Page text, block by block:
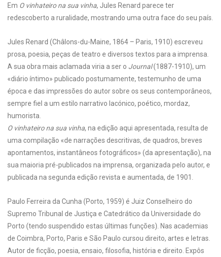
Em O vinhateiro na sua vinha, Jules Renard parece ter
redescoberto a ruralidade, mostrando uma outra face do seu país.
Jules Renard (Châlons-du-Maine, 1864 – Paris, 1910) escreveu
prosa, poesia, peças de teatro e diversos textos para a imprensa.
A sua obra mais aclamada viria a ser o Journal(1887-1910), um
«diário íntimo» publicado postumamente, testemunho de uma
época e das impressões do autor sobre os seus contemporâneos,
sempre fiel a um estilo narrativo lacónico, poético, mordaz,
humorista.
O vinhateiro na sua vinha, na edição aqui apresentada, resulta de
uma compilação «de narrações descritivas, de quadros, breves
apontamentos, instantâneos fotográficos» (da apresentação), na
sua maioria pré-publicados na imprensa, organizada pelo autor, e
publicada na segunda edição revista e aumentada, de 1901.
Paulo Ferreira da Cunha (Porto, 1959) é Juiz Conselheiro do
Supremo Tribunal de Justiça e Catedrático da Universidade do
Porto (tendo suspendido estas últimas funções). Nas academias
de Coimbra, Porto, Paris e São Paulo cursou direito, artes e letras.
Autor de ficção, poesia, ensaio, filosofia, história e direito. Expôs